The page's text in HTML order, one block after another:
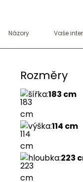
Názory Vaše
Rozměry
šířka:183 cm
výška:114 cm
hloubka:223